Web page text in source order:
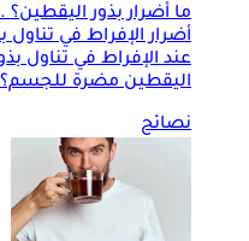
ما أضرار بذور
أضرار الإفراط في
عند الإفراط في تناول
اليقطين مضرة للجسم؟
نصائح